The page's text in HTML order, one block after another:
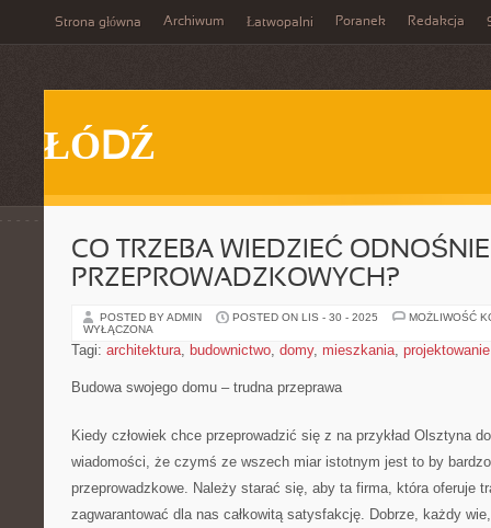
Strona główna Archiwum Łatwopalni Poranek Redakcja
ŁÓDŹ
CO TRZEBA WIEDZIEĆ
PRZEPROWADZKOWYCH?
POSTED BY ADMIN POSTED ON LIS - 30 - 2025
MOŻLIWOŚĆ
WYŁĄCZONA
Tagi: architektura, budownictwo, domy, mieszkania, projektowanie
Budowa swojego domu – trudna przeprawa
Kiedy człowiek chce przeprowadzić się z na przykład Olsztyna
wiadomości, że czymś ze wszech miar istotnym jest to by
przeprowadzkowe. Należy starać się, aby ta firma, która oferuje
zagwarantować dla nas całkowitą satysfakcję. Dobrze, każdy